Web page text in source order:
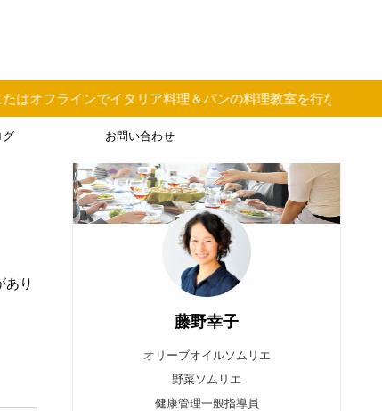
フラインでイタリア料理＆パンの料理教室を行なっています
グ お問い合わせ
あり
藤野幸子
オリーブオイルソムリエ
野菜ソムリエ
健康管理一般指導員